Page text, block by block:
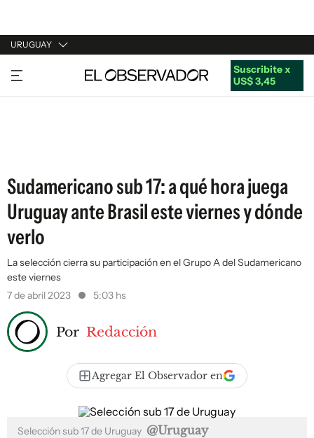
URUGUAY
URUGUAY
ARGENTINA
Suscribite x
US$ 3,45
Sudamericano sub 17: a qué hora juega
Uruguay ante Brasil este viernes y dónde
verlo
La selección cierra su participación en el Grupo A del Sudamericano
este viernes
7 de abril 2023
5:03 hs
Por Redacción
Agregar El Observador en
Selección sub 17 de Uruguay @Uruguay